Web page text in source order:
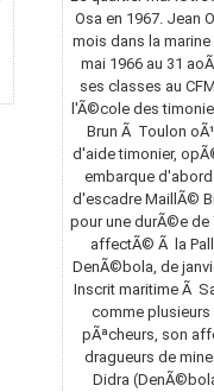
Osa en 1967. Jean
mois dans la
mai 1966 au 31
ses classes au
l'Ã©cole des
Brun Ã Toulon
d'aide timonier,
embarque
d'escadre MaillÃ©
pour une durÃ©e
affectÃ© Ã la
DenÃ©bola, de
Inscrit maritime Ã
comme
pÃªcheurs, son
dragueurs de
Didra